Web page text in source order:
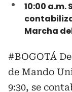
10:00 a.m.
Marcha
#BOGOTÁ
de Mando
9:30, se